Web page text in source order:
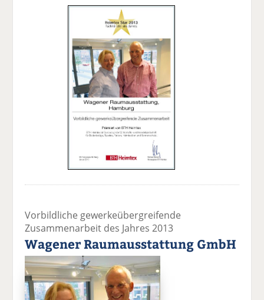
Vorbildliche gewerkeübergreifende
Zusammenarbeit des Jahres 2013
Wagener Raumausstattung GmbH